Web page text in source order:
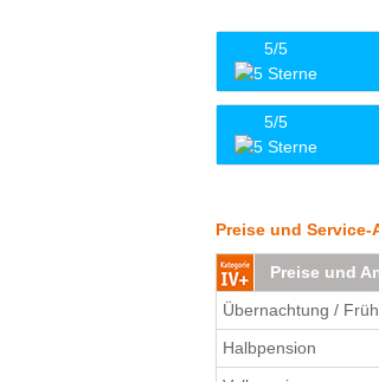
5/5
Liebes Team der
bereitet! Vielen
Zimmer mit
5/5
Preise und Service-
Preise und
Übernachtung /
Halbpension